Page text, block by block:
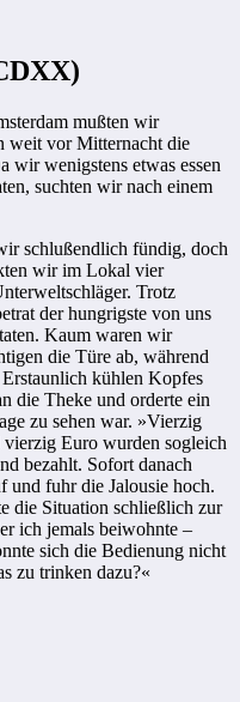
mußten wir
weit vor Mitternacht die
wir wenigstens etwas essen
suchten wir nach einem
schlußendlich fündig, doch
wir im Lokal vier
Trotz
der hungrigste von uns
Kaum waren wir
die Türe ab, während
kühlen Kopfes
die Theke und orderte ein
zu sehen war. »Vierzig
Euro wurden sogleich
bezahlt. Sofort danach
und fuhr die Jalousie hoch.
die Situation schließlich zur
ich jemals beiwohnte –
sich die Bedienung nicht
zu trinken dazu?«